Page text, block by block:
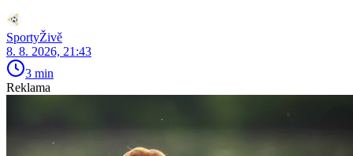
SportyŽivě
8. 8. 2026, 21:43
3 min
Reklama